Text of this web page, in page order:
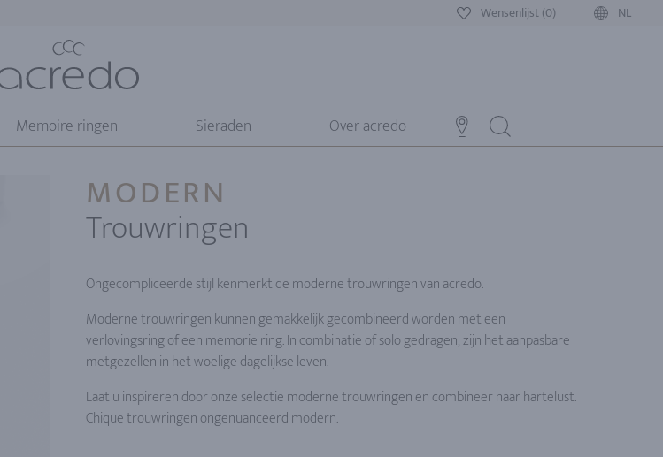
Wensenlijst (0) NL
Memoire ringen Sieraden Over acredo
MODERN
Trouwringen
Ongecompliceerde stijl kenmerkt de moderne trouwringen van acredo.
Moderne trouwringen kunnen gemakkelijk gecombineerd worden met een
verlovingsring of een memorie ring. In combinatie of solo gedragen, zijn het aanpasbare
metgezellen in het woelige dagelijkse leven.
Laat u inspireren door onze selectie moderne trouwringen en combineer naar hartelust.
Chique trouwringen ongenuanceerd modern.